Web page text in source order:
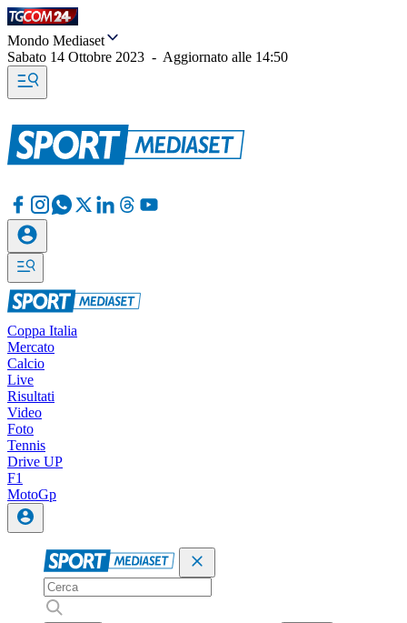
Mondo Mediaset
Sabato 14 Ottobre 2023 - Aggiornato alle 14:50
Coppa Italia
Mercato
Calcio
Live
Risultati
Video
Foto
Tennis
Drive UP
F1
MotoGp